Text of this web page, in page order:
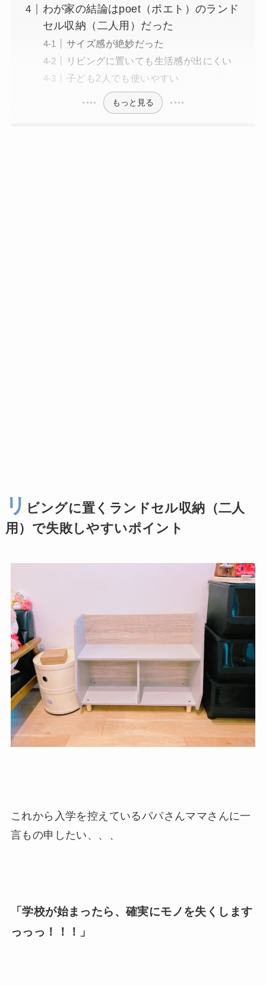
わが家の結論はpoet（ポエト）のランド
セル収納（二人用）だった
サイズ感が絶妙だった
リビングに置いても生活感が出にくい
子ども2人でも使いやすい
もっと見る
リ ビングに置くランドセル収納（二人
用）で失敗しやすいポイント
これから入学を控えているパパさんママさんに一
言もの申したい、、、
「学校が始まったら、確実にモノを失くします
っっっ！！！」